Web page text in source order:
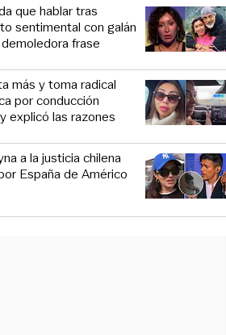
que hablar tras
sentimental con galán
frase
más y toma radical
por conducción
explicó las razones
a la justicia chilena
España de Américo